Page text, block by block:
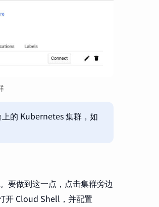
的 Kubernetes 集群，如
要做到这一点，点击集群旁边
开 Cloud Shell，并配置